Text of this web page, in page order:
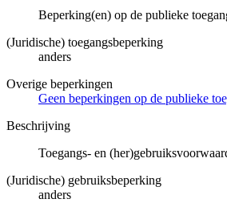
Beperking(en) op de publieke
(Juridische) toegangsbeperking
anders
Overige beperkingen
Geen beperkingen op de publieke
Beschrijving
Toegangs- en
(Juridische) gebruiksbeperking
anders